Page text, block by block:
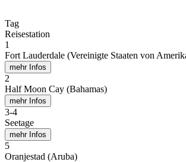
Tag
Reisestation
1
Fort Lauderdale (Vereinigte Staaten von
mehr Infos
2
Half Moon Cay (Bahamas)
mehr Infos
3-4
Seetage
mehr Infos
5
Oranjestad (Aruba)